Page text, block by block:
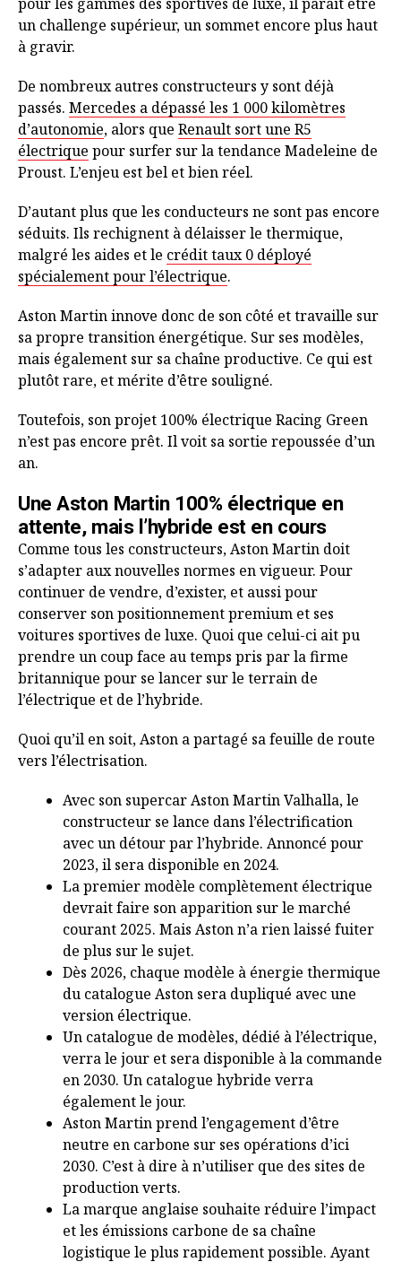
un challenge supérieur, un sommet encore plus haut
à gravir.
De nombreux autres constructeurs y sont déjà
passés. Mercedes a dépassé les 1 000 kilomètres
d’autonomie, alors que Renault sort une R5
électrique pour surfer sur la tendance Madeleine de
Proust. L’enjeu est bel et bien réel.
D’autant plus que les conducteurs ne sont pas encore
séduits. Ils rechignent à délaisser le thermique,
malgré les aides et le crédit taux 0 déployé
spécialement pour l’électrique.
Aston Martin innove donc de son côté et travaille sur
sa propre transition énergétique. Sur ses modèles,
mais également sur sa chaîne productive. Ce qui est
plutôt rare, et mérite d’être souligné.
Toutefois, son projet 100% électrique Racing Green
n’est pas encore prêt. Il voit sa sortie repoussée d’un
an.
Une Aston Martin 100% électrique en
attente, mais l’hybride est en cours
Comme tous les constructeurs, Aston Martin doit
s’adapter aux nouvelles normes en vigueur. Pour
continuer de vendre, d’exister, et aussi pour
conserver son positionnement premium et ses
voitures sportives de luxe. Quoi que celui-ci ait pu
prendre un coup face au temps pris par la firme
britannique pour se lancer sur le terrain de
l’électrique et de l’hybride.
Quoi qu’il en soit, Aston a partagé sa feuille de route
vers l’électrisation.
Avec son supercar Aston Martin Valhalla, le
constructeur se lance dans l’électrification
avec un détour par l’hybride. Annoncé pour
2023, il sera disponible en 2024.
La premier modèle complètement électrique
devrait faire son apparition sur le marché
courant 2025. Mais Aston n’a rien laissé fuiter
de plus sur le sujet.
Dès 2026, chaque modèle à énergie thermique
du catalogue Aston sera dupliqué avec une
version électrique.
Un catalogue de modèles, dédié à l’électrique,
verra le jour et sera disponible à la commande
en 2030. Un catalogue hybride verra
également le jour.
Aston Martin prend l’engagement d’être
neutre en carbone sur ses opérations d’ici
2030. C’est à dire à n’utiliser que des sites de
production verts.
La marque anglaise souhaite réduire l’impact
et les émissions carbone de sa chaîne
logistique le plus rapidement possible. Ayant